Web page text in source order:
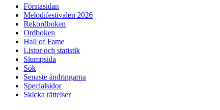
Förstasidan
Melodifestivalen 2026
Rekordboken
Ordboken
Hall of Fame
Listor och statistik
Slumpsida
Sök
Senaste ändringarna
Specialsidor
Skicka rättelser